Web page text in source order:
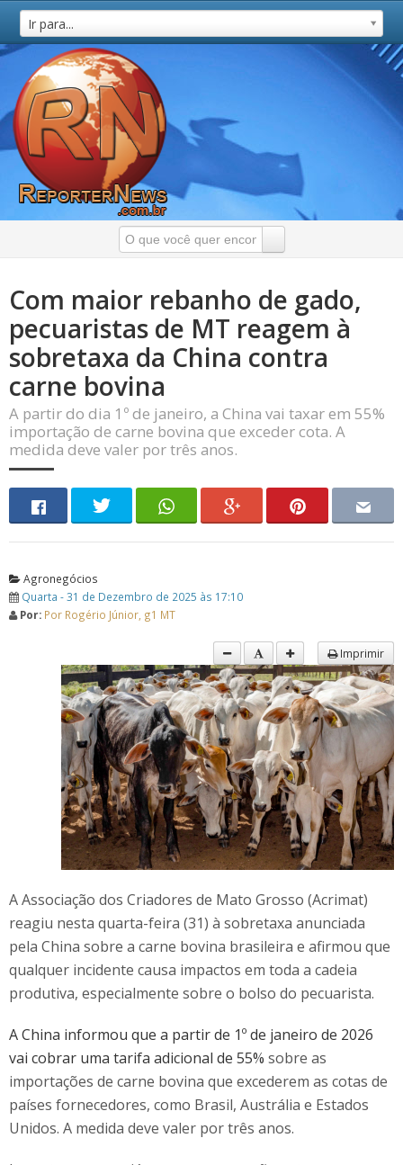
Ir para...
Com maior rebanho de gado,
pecuaristas de MT reagem à
sobretaxa da China contra
carne bovina
A partir do dia 1º de janeiro, a China vai taxar em 55%
importação de carne bovina que exceder cota. A
medida deve valer por três anos.
Agronegócios
Quarta - 31 de Dezembro de 2025 às 17:10
Por: Por Rogério Júnior, g1 MT
Imprimir
A Associação dos Criadores de Mato Grosso (Acrimat)
reagiu nesta quarta-feira (31) à sobretaxa anunciada
pela China sobre a carne bovina brasileira e afirmou que
qualquer incidente causa impactos em toda a cadeia
produtiva, especialmente sobre o bolso do pecuarista.
A China informou que a partir de 1º de janeiro de 2026
vai cobrar uma tarifa adicional de 55% sobre as
importações de carne bovina que excederem as cotas de
países fornecedores, como Brasil, Austrália e Estados
Unidos. A medida deve valer por três anos.